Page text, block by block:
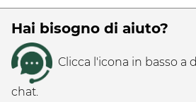
Hai bisogno di aiuto?
Clicca l'icona in basso a
chat.